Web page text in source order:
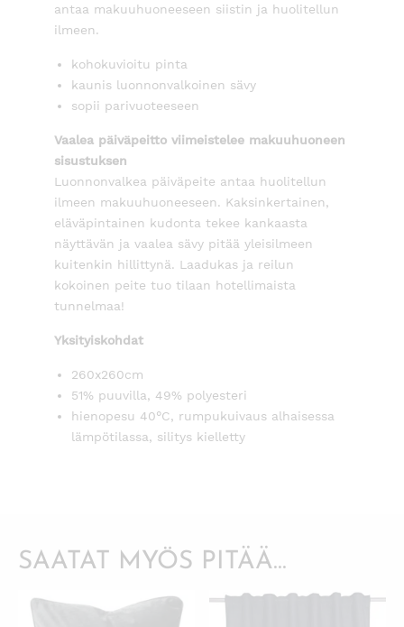
antaa makuuhuoneeseen siistin ja huolitellun
ilmeen.
kohokuvioitu pinta
kaunis luonnonvalkoinen sävy
sopii parivuoteeseen
Vaalea päiväpeitto viimeistelee makuuhuoneen
sisustuksen
Luonnonvalkea päiväpeite antaa huolitellun
ilmeen makuuhuoneeseen. Kaksinkertainen,
eläväpintainen kudonta tekee kankaasta
näyttävän ja vaalea sävy pitää yleisilmeen
kuitenkin hillittynä. Laadukas ja reilun
kokoinen peite tuo tilaan hotellimaista
tunnelmaa!
Yksityiskohdat
260x260cm
51% puuvilla, 49% polyesteri
hienopesu 40°C, rumpukuivaus alhaisessa
lämpötilassa, silitys kielletty
SAATAT MYÖS PITÄÄ...